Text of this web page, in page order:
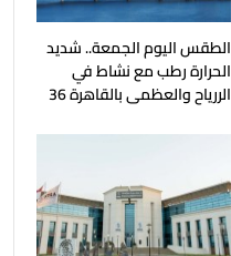
الطقس اليوم الجمعة.. شديد
الحرارة رطب مع نشاط في
الررياح والعظمى بالقاهرة 36